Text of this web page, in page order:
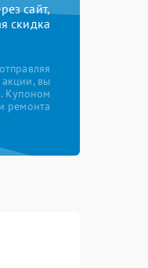
сайт,
скидка
вы
Купоном
ремонта